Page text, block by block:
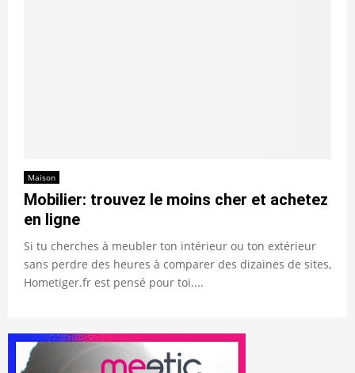
Maison
Mobilier: trouvez le moins cher et achetez
en ligne
Si tu cherches à meubler ton intérieur ou ton extérieur
sans perdre des heures à comparer des dizaines de sites,
Hometiger.fr est pensé pour toi....